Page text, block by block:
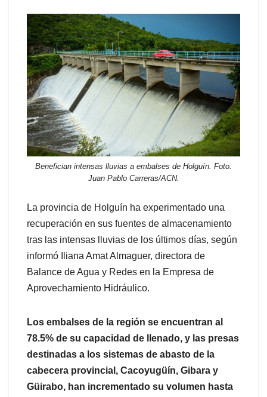
Benefician intensas lluvias a embalses de Holguín. Foto:
Juan Pablo Carreras/ACN.
La provincia de Holguín ha experimentado una
recuperación en sus fuentes de almacenamiento
tras las intensas lluvias de los últimos días, según
informó Iliana Amat Almaguer, directora de
Balance de Agua y Redes en la Empresa de
Aprovechamiento Hidráulico.
Los embalses de la región se encuentran al
78.5% de su capacidad de llenado, y las presas
destinadas a los sistemas de abasto de la
cabecera provincial, Cacoyugüín, Gibara y
Güirabo, han incrementado su volumen hasta